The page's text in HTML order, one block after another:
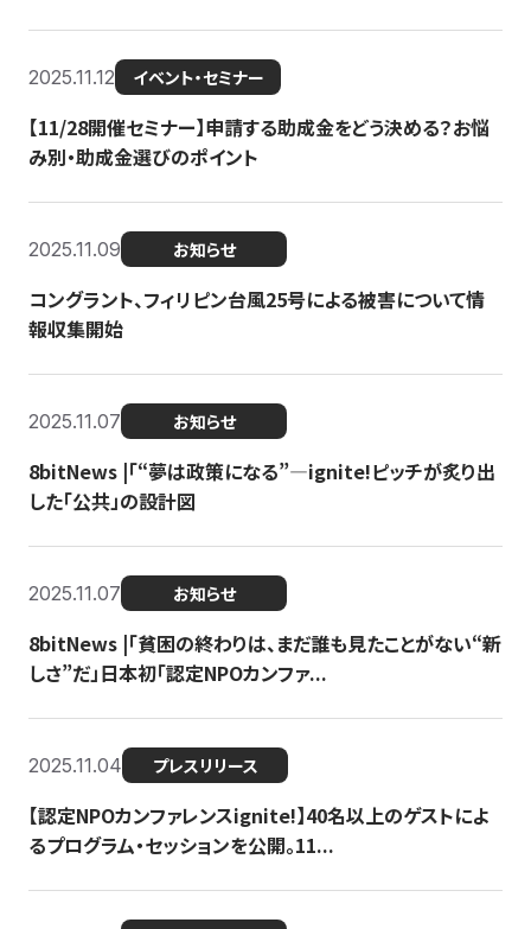
2025.11.12 イベント・セミナー
【11/28開催セミナー】申請する助成金をどう決める？お悩
み別・助成金選びのポイント
2025.11.09 お知らせ
コングラント、フィリピン台風25号による被害について情
報収集開始
2025.11.07 お知らせ
8bitNews |「“夢は政策になる”—ignite!ピッチが炙り出
した「公共」の設計図
2025.11.07 お知らせ
8bitNews |「貧困の終わりは、まだ誰も見たことがない“新
しさ”だ」日本初「認定NPOカンファ...
2025.11.04 プレスリリース
【認定NPOカンファレンスignite!】40名以上のゲストによ
るプログラム・セッションを公開。11...